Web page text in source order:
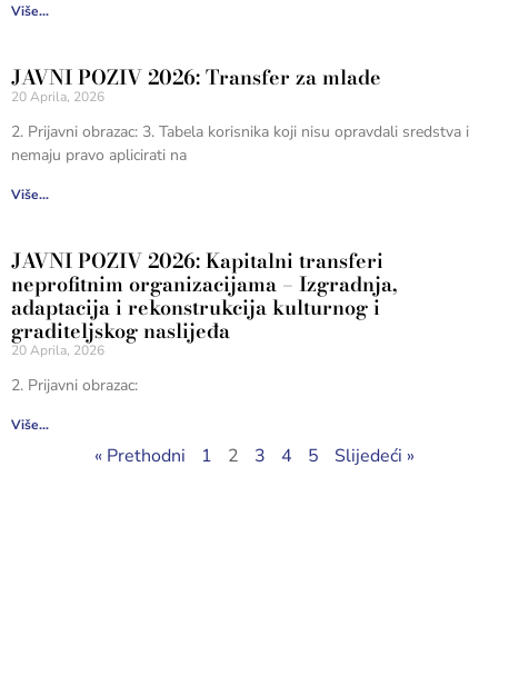
Više...
JAVNI POZIV 2026: Transfer za mlade
20 Aprila, 2026
2. Prijavni obrazac: 3. Tabela korisnika koji nisu opravdali sredstva i
nemaju pravo aplicirati na
Više...
JAVNI POZIV 2026: Kapitalni transferi
neprofitnim organizacijama – Izgradnja,
adaptacija i rekonstrukcija kulturnog i
graditeljskog naslijeđa
20 Aprila, 2026
2. Prijavni obrazac:
Više...
« Prethodni 1 2 3 4 5 Slijedeći »